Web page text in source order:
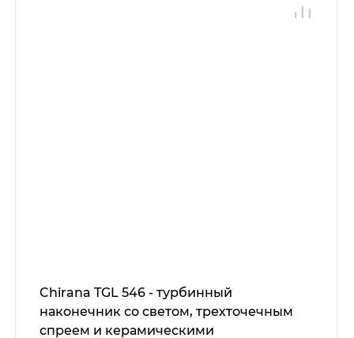
Chirana TGL 546 - турбинный
наконечник со светом, трехточечным
спреем и керамическими